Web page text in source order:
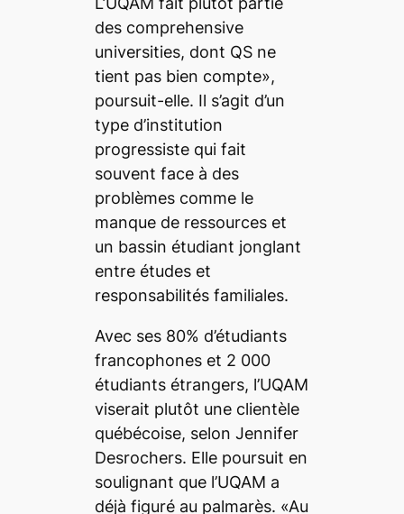
des comprehensive
universities, dont QS ne
tient pas bien compte»,
poursuit-elle. Il s’agit d’un
type d’institution
progressiste qui fait
souvent face à des
problèmes comme le
manque de ressources et
un bassin étudiant jonglant
entre études et
responsabilités familiales.
Avec ses 80% d’étudiants
francophones et 2 000
étudiants étrangers, l’UQAM
viserait plutôt une clientèle
québécoise, selon Jennifer
Desrochers. Elle poursuit en
soulignant que l’UQAM a
déjà figuré au palmarès. «Au